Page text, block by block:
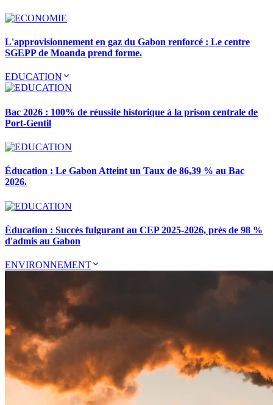
L'approvisionnement en gaz du Gabon renforcé : Le centre
SGEPP de Moanda prend forme.
EDUCATION
Bac 2026 : 100% de réussite historique à la prison centrale de
Port-Gentil
Éducation : Le Gabon Atteint un Taux de 86,39 % au Bac
2026.
Éducation : Succès fulgurant au CEP 2025-2026, près de 98 %
d'admis au Gabon
ENVIRONNEMENT